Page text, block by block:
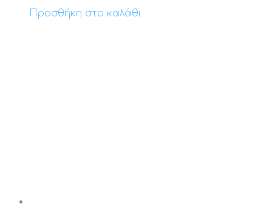
Προσθήκη στο καλάθι